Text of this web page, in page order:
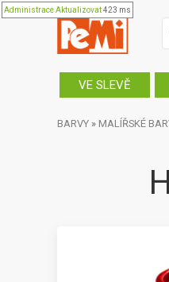
AdministraceAktualizovat423 ms
VE SLEVĚ
BARVY » MALÍŘSKÉ